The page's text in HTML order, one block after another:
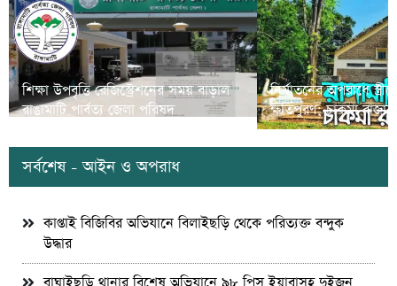
শিক্ষা উপবৃত্তি রেজিস্ট্রেশনের সময় বাড়াল
রাঙামাটি পার্বত্য জেলা পরিষদ
নির্যাতনের অপরাধে
ক্ষতিপুরণ; চাকমা
সর্বশেষ - আইন ও অপরাধ
কাপ্তাই বিজিবির অভিযানে বিলাইছড়ি থেকে পরিত্যক্ত বন্দুক
উদ্ধার